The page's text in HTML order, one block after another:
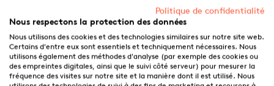
Politique de confidentialité
Nous respectons la protection des données
Nous utilisons des cookies et des technologies similaires sur notre site web.
Certains d'entre eux sont essentiels et techniquement nécessaires. Nous
utilisons également des méthodes d'analyse (par exemple des cookies ou
des empreintes digitales, ainsi que le suivi côté serveur) pour mesurer la
fréquence des visites sur notre site et la manière dont il est utilisé. Nous